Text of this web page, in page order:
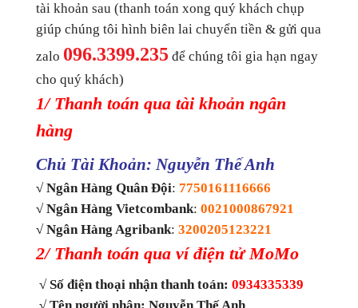
tài khoản sau (thanh toán xong quý khách chụp
giúp chúng tôi hình biên lai chuyển tiền & gửi qua
zalo 096.3399.235 để chúng tôi gia hạn ngay
cho quý khách)
1/ Thanh toán qua tài khoản ngân
hàng
Chủ Tài Khoản: Nguyễn Thế Anh
√ Ngân Hàng Quân Đội: 7750161116666
√ Ngân Hàng Vietcombank: 0021000867921
√ Ngân Hàng Agribank: 3200205123221
2/ Thanh toán qua ví điện tử MoMo
√ Số điện thoại nhận thanh toán: 0934335339